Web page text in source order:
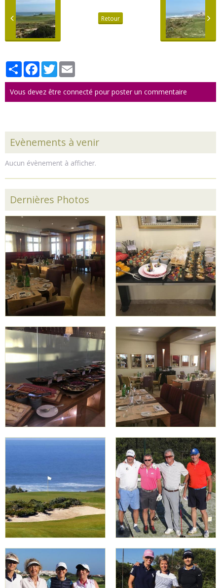
Retour
PartagerFacebook
Twitter
Vous devez être connecté pour poster un commentaire
Evènements à venir
Aucun évènement à afficher.
Dernières Photos